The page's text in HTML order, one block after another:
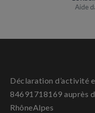
Aide
Déclaration d’activité
84691718169 auprès
RhôneAlpes